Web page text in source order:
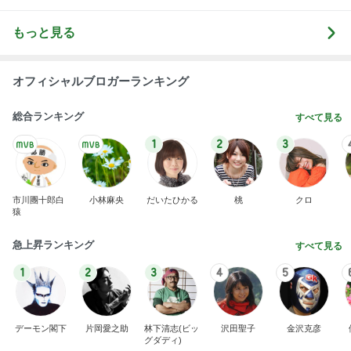
もっと見る
オフィシャルブロガーランキング
総合ランキング すべて見る
市川團十郎白
猿
小林麻央
1
だいたひかる
2
桃
3
クロ
急上昇ランキング すべて見る
1
デーモン閣下
2
片岡愛之助
3
林下清志(ビッ
グダディ)
4
沢田聖子
5
金沢克彦